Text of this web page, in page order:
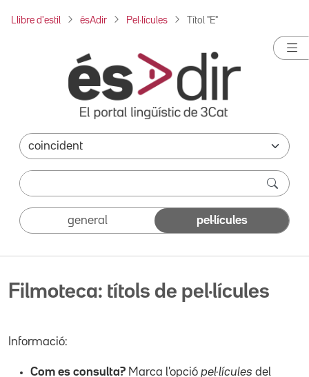
Llibre d'estil ésAdir Pel·lícules Títol "E"
general pel·lícules
Filmoteca: títols de pel·lícules
Informació:
Com es consulta? Marca l'opció pel·lícules del